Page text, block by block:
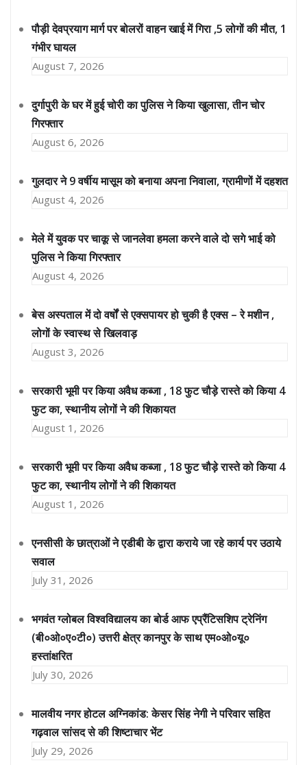
पौड़ी देवप्रयाग मार्ग पर बोलरों वाहन खाई में गिरा ,5 लोगों की मौत, 1
गंभीर घायल
August 7, 2026
दुर्गापुरी के घर में हुई चोरी का पुलिस ने किया खुलासा, तीन चोर
गिरफ्तार
August 6, 2026
गुलदार ने 9 वर्षीय मासूम को बनाया अपना निवाला, ग्रामीणों में दहशत
August 4, 2026
मेले में युवक पर चाकू से जानलेवा हमला करने वाले दो सगे भाई को
पुलिस ने किया गिरफ्तार
August 4, 2026
बेस अस्पताल में दो वर्षों से एक्सपायर हो चुकी है एक्स – रे मशीन ,
लोगों के स्वास्थ से खिलवाड़
August 3, 2026
सरकारी भूमी पर किया अवैध कब्जा , 18 फुट चौड़े रास्ते को किया 4
फुट का, स्थानीय लोगों ने की शिकायत
August 1, 2026
सरकारी भूमी पर किया अवैध कब्जा , 18 फुट चौड़े रास्ते को किया 4
फुट का, स्थानीय लोगों ने की शिकायत
August 1, 2026
एनसीसी के छात्राओं ने एडीबी के द्वारा कराये जा रहे कार्य पर उठाये
सवाल
July 31, 2026
भगवंत ग्लोबल विश्वविद्यालय का बोर्ड आफ एप्रैंटिसशिप ट्रेनिंग
(बी०ओ०ए०टी०) उत्तरी क्षेत्र कानपुर के साथ एम०ओ०यू०
हस्तांक्षरित
July 30, 2026
मालवीय नगर होटल अग्निकांड: केसर सिंह नेगी ने परिवार सहित
गढ़वाल सांसद से की शिष्टाचार भेंट
July 29, 2026